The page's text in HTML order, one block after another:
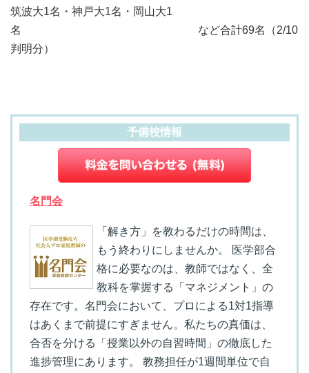
筑波大1名・神戸大1名・岡山大1
名 など合計69名（2/10
判明分）
予備校情報
名門会
「解き方」を教わるだけの時間は、
もう終わりにしませんか。 医学部合
格に必要なのは、教師ではなく、全
教科を掌握する「マネジメント」の
存在です。名門会において、プロによる1対1指導
はあくまで前提にすぎません。私たちの真価は、
合否を分ける「授業以外の自習時間」の徹底した
進捗管理にあります。 教務担任が1週間単位で自